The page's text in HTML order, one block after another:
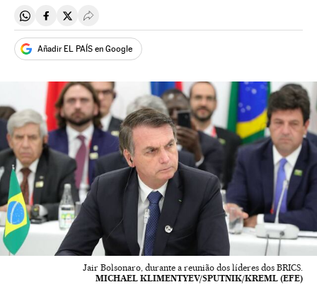
Compartir en Whatsapp
Compartir en Facebook
Compartir en Twitter
Desplegar Redes Sociales
Añadir EL PAÍS en Google
Jair Bolsonaro, durante a reunião dos líderes dos BRICS.
MICHAEL KLIMENTYEV/SPUTNIK/KREML (EFE)